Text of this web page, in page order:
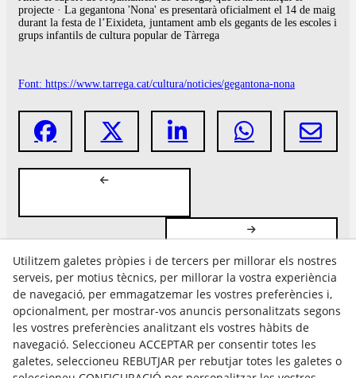
projecte · La gegantona 'Nona' es presentarà oficialment el 14 de maig
durant la festa de l’Eixideta, juntament amb els gegants de les escoles i
grups infantils de cultura popular de Tàrrega
Font: https://www.tarrega.cat/cultura/noticies/gegantona-nona
Avís Legal
Política Cookies
Política de Privacitat
Utilitzem galetes pròpies i de tercers per millorar els nostres
serveis, per motius tècnics, per millorar la vostra experiència
de navegació, per emmagatzemar les vostres preferències i,
opcionalment, per mostrar-vos anuncis personalitzats segons
les vostres preferències analitzant els vostres hàbits de
navegació. Seleccioneu ACCEPTAR per consentir totes les
galetes, seleccioneu REBUTJAR per rebutjar totes les galetes o